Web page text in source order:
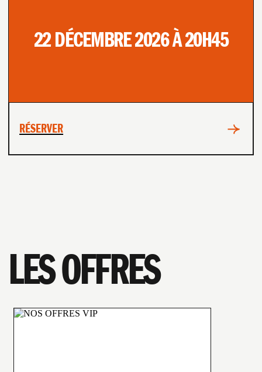
22 DÉCEMBRE 2026 À 20H45
RÉSERVER
LES OFFRES